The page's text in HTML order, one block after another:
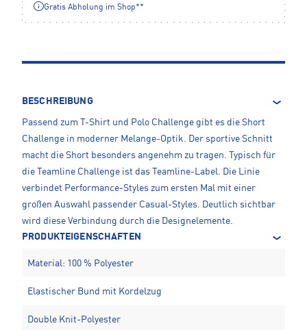
Gratis Abholung im Shop**
BESCHREIBUNG
Passend zum T-Shirt und Polo Challenge gibt es die Short
Challenge in moderner Melange-Optik. Der sportive Schnitt
macht die Short besonders angenehm zu tragen. Typisch für
die Teamline Challenge ist das Teamline-Label. Die Linie
verbindet Performance-Styles zum ersten Mal mit einer
großen Auswahl passender Casual-Styles. Deutlich sichtbar
wird diese Verbindung durch die Designelemente.
PRODUKTEIGENSCHAFTEN
Material: 100 % Polyester
Elastischer Bund mit Kordelzug
Double Knit-Polyester